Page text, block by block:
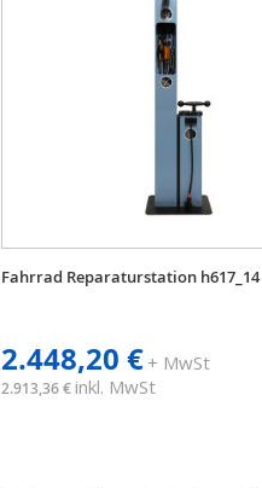
Fahrrad Reparaturstation h617_14
2.448,20 €+ MwSt
2.913,36 € inkl. MwSt